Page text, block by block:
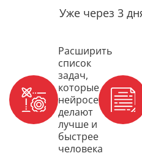
Уже через 3
Расширить
список
задач,
которые
нейросети
делают
лучше и
быстрее
человека